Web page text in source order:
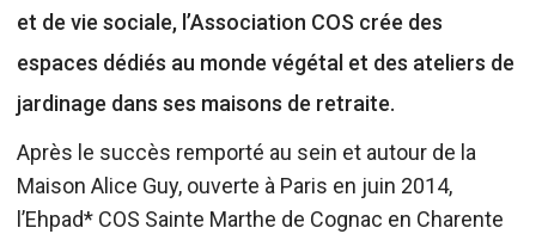
et de vie sociale, l’Association COS crée des
espaces dédiés au monde végétal et des ateliers de
jardinage dans ses maisons de retraite.
Après le succès remporté au sein et autour de la
Maison Alice Guy, ouverte à Paris en juin 2014,
l’Ehpad* COS Sainte Marthe de Cognac en Charente